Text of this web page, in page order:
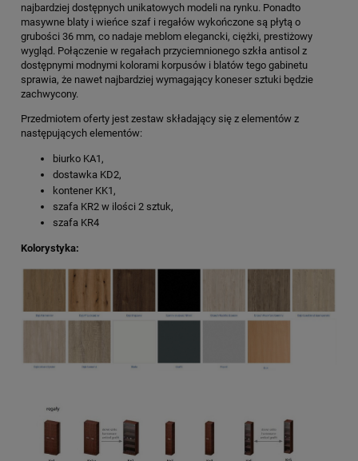
najbardziej dostępnych unikatowych modeli na rynku. Ponadto
masywne blaty i wieńce szaf i regałów wykończone są płytą o
grubości 36 mm, co nadaje meblom elegancki, ciężki, prestiżowy
wygląd. Połączenie w regałach przyciemnionego szkła antisol z
dostępnymi modnymi kolorami korpusów i blatów tego gabinetu
sprawia, że nawet najbardziej wymagający koneser sztuki będzie
zachwycony.
Przedmiotem oferty jest zestaw składający się z elementów z
następujących elementów:
biurko KA1,
dostawka KD2,
kontener KK1,
szafa KR2 w ilości 2 sztuk,
szafa KR4
Kolorystyka: